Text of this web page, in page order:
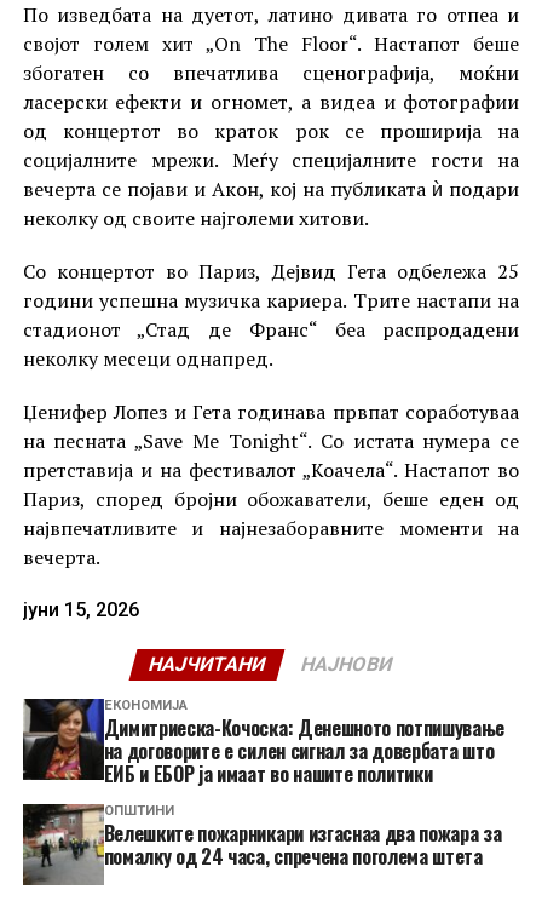
По изведбата на дуетот, латино дивата го отпеа и
својот голем хит „On The Floor“. Настапот беше
збогатен со впечатлива сценографија, моќни
ласерски ефекти и огномет, а видеа и фотографии
од концертот во краток рок се проширија на
социјалните мрежи. Меѓу специјалните гости на
вечерта се појави и Акон, кој на публиката ѝ подари
неколку од своите најголеми хитови.
Со концертот во Париз, Дејвид Гета одбележа 25
години успешна музичка кариера. Трите настапи на
стадионот „Стад де Франс“ беа распродадени
неколку месеци однапред.
Џенифер Лопез и Гета годинава првпат соработуваа
на песната „Save Me Tonight“. Со истата нумера се
претставија и на фестивалот „Коачела“. Настапот во
Париз, според бројни обожаватели, беше еден од
највпечатливите и најнезаборавните моменти на
вечерта.
јуни 15, 2026
НАЈЧИТАНИ НАЈНОВИ
ЕКОНОМИЈА
Димитриеска-Кочоска: Денешното потпишување
на договорите е силен сигнал за довербата што
ЕИБ и ЕБОР ја имаат во нашите политики
ОПШТИНИ
Велешките пожарникари изгаснаа два пожара за
помалку од 24 часа, спречена поголема штета